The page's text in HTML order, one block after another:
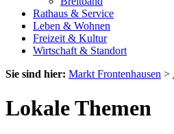
Rathaus & Service
Leben & Wohnen
Freizeit & Kultur
Wirtschaft & Standort
Sie sind hier: Markt Frontenhausen >
Lokale Themen